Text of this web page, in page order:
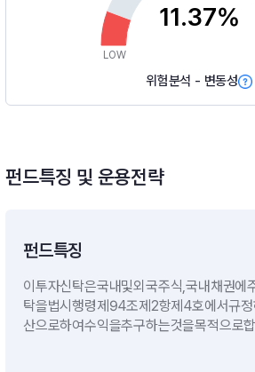
11.37%
LOW
위험분석 - 변동성
펀드특징 및 운용전략
펀드특징
이투자신탁은국내및외국주식,국내채권에
탁을법시행령제94조제2항제4호에서규
산으로하여수익을추구하는것을목적으로